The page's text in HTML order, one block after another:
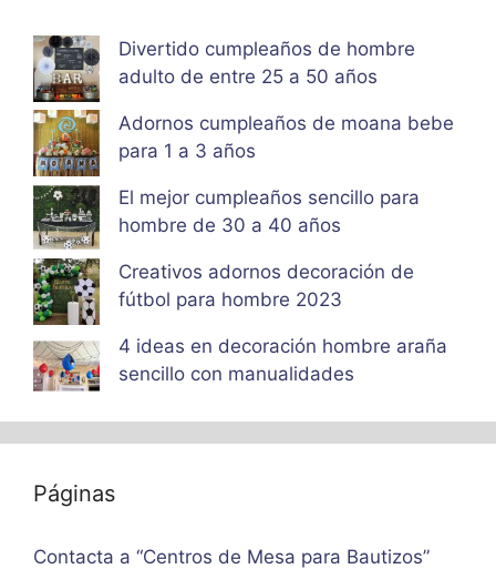
Divertido cumpleaños de hombre
adulto de entre 25 a 50 años
Adornos cumpleaños de moana bebe
para 1 a 3 años
El mejor cumpleaños sencillo para
hombre de 30 a 40 años
Creativos adornos decoración de
fútbol para hombre 2023
4 ideas en decoración hombre araña
sencillo con manualidades
Páginas
Contacta a “Centros de Mesa para Bautizos”